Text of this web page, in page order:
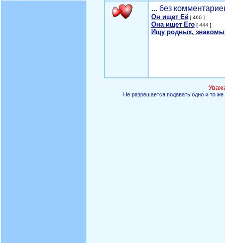
... без
Он ищет Её[ 460 ]
Она ищет Его[ 444 ]
Ищу родных,
Не разрешается подавать одно и то